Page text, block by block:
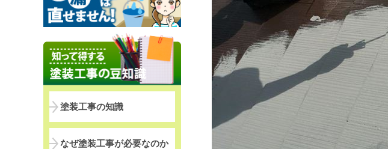
塗装工事の知識
なぜ塗装工事が必要なのか